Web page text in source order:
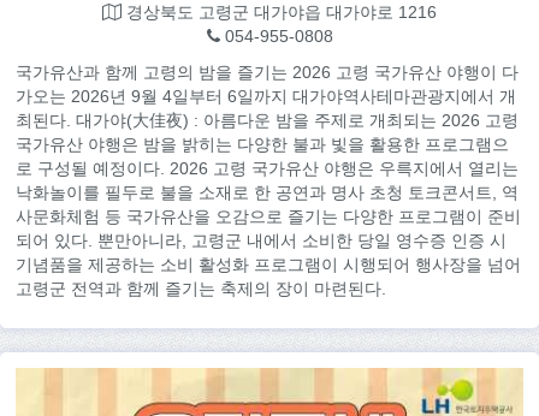
경상북도 고령군 대가야읍 대가야로 1216
054-955-0808
국가유산과 함께 고령의 밤을 즐기는 2026 고령 국가유산 야행이 다
가오는 2026년 9월 4일부터 6일까지 대가야역사테마관광지에서 개
최된다. 대가야(大佳夜) : 아름다운 밤을 주제로 개최되는 2026 고령
국가유산 야행은 밤을 밝히는 다양한 불과 빛을 활용한 프로그램으
로 구성될 예정이다. 2026 고령 국가유산 야행은 우륵지에서 열리는
낙화놀이를 필두로 불을 소재로 한 공연과 명사 초청 토크콘서트, 역
사문화체험 등 국가유산을 오감으로 즐기는 다양한 프로그램이 준비
되어 있다. 뿐만아니라, 고령군 내에서 소비한 당일 영수증 인증 시
기념품을 제공하는 소비 활성화 프로그램이 시행되어 행사장을 넘어
고령군 전역과 함께 즐기는 축제의 장이 마련된다.